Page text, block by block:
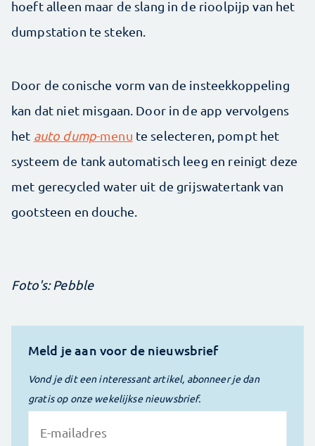
hoeft alleen maar de slang in de rioolpijp van het
dumpstation te steken.
Door de conische vorm van de insteekkoppeling
kan dat niet misgaan. Door in de app vervolgens
het auto dump-menu te selecteren, pompt het
systeem de tank automatisch leeg en reinigt deze
met gerecycled water uit de grijswatertank van
gootsteen en douche.
Foto's: Pebble
Meld je aan voor de nieuwsbrief
Vond je dit een interessant artikel, abonneer je dan
gratis op onze wekelijkse nieuwsbrief.